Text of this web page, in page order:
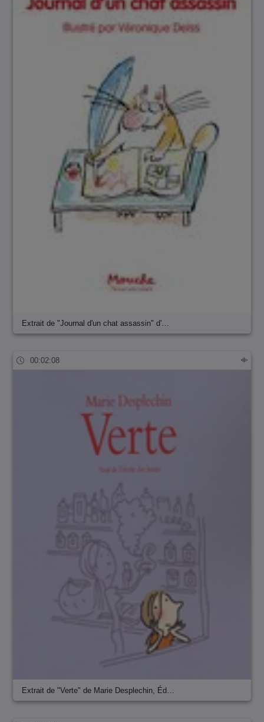
Extrait de "Journal d'un chat assassin" d'…
00:02:08
Extrait de "Verte" de Marie Desplechin, Éd…